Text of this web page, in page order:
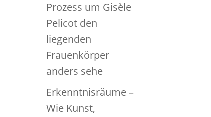
Prozess um Gisèle
Pelicot den
liegenden
Frauenkörper
anders sehe
Erkenntnisräume –
Wie Kunst,